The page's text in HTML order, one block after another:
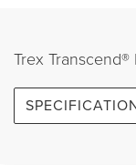
Trex